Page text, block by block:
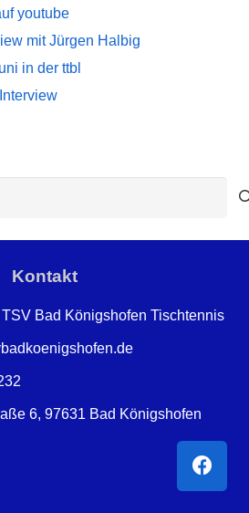
youtube
mit Jürgen Halbig
in der ttbl
Kontakt
Bad Königshofen Tischtennis
6, 97631 Bad Königshofen